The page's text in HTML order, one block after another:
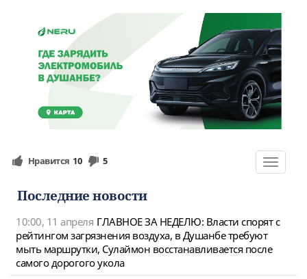
Toggle
Нравится 10 5
Последние новости
10:00, 11 апреля ГЛАВНОЕ ЗА НЕДЕЛЮ: Власти спорят с
рейтингом загрязнения воздуха, в Душанбе требуют
мыть маршрутки, Сулаймон восстанавливается после
самого дорогого укола